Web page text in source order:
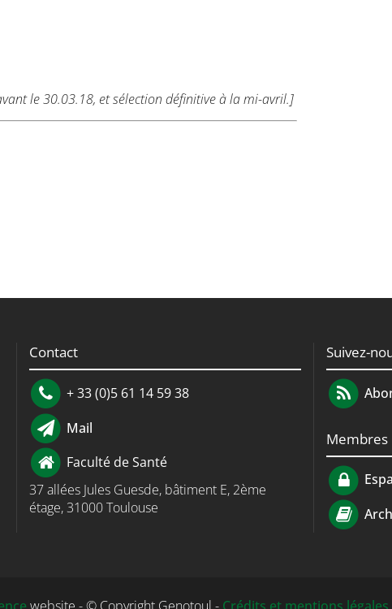
le 30.03.18, et sélection définitive à la mi-avril.]
Contact
+ 33 (0)5 61 14 59 38
Mail
Faculté de Santé
37 allées Jules Guesde, bâtiment E, 2ème
étage, 31000 Toulouse
Suivez-
Membres